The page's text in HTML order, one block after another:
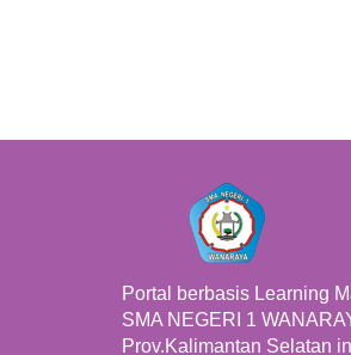
Portal berbasis Learning
SMA NEGERI 1
Prov.Kalimantan Selatan